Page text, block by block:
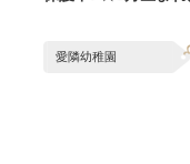
愛隣幼稚園